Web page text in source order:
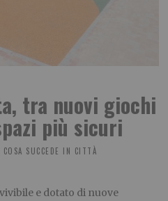
tra nuovi giochi
più sicuri
COSA SUCCEDE IN CITTÀ
e dotato di nuove